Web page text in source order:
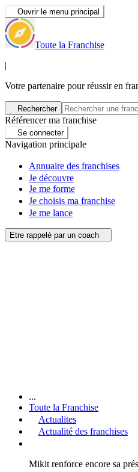
Ouvrir le menu principal
Toute la Franchise
|
Votre partenaire pour réussir en
Rechercher
Référencer ma franchise
Se connecter
Navigation principale
Annuaire des franchises
Je découvre
Je me forme
Je choisis ma franchise
Je me lance
Etre rappelé par un coach
...
Toute la Franchise
Actualites
Actualité des franchises
Mikit renforce encore sa